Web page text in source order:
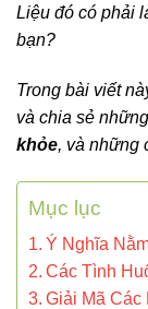
Liệu đó có phải
bạn?
Trong bài viết
và chia sẻ
khỏe, và những
Mục lục
Ý Nghĩa
Các Tình
Giải Mã Các